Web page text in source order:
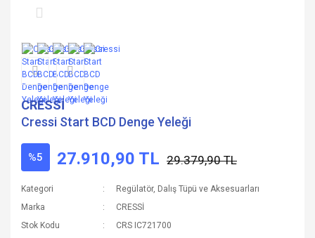
CRESSİ
Cressi Start BCD Denge Yeleği
%5 27.910,90 TL 29.379,90 TL
Kategori
Regülatör, Dalış Tüpü ve Aksesuarları
Marka
CRESSİ
Stok Kodu
CRS IC721700